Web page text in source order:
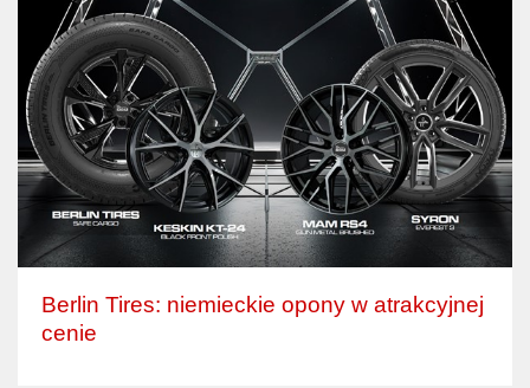
Berlin Tires: niemieckie opony w atrakcyjnej
cenie